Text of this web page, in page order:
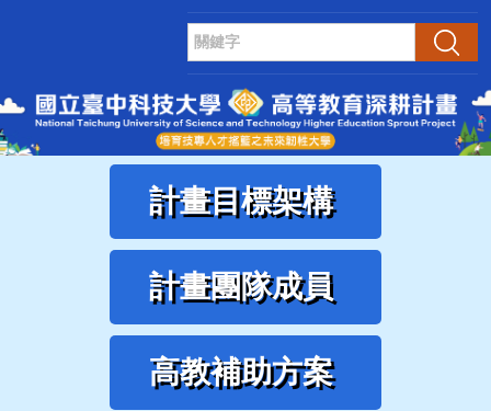
內
區
搜尋
計畫目標架構
計畫團隊成員
高教補助方案